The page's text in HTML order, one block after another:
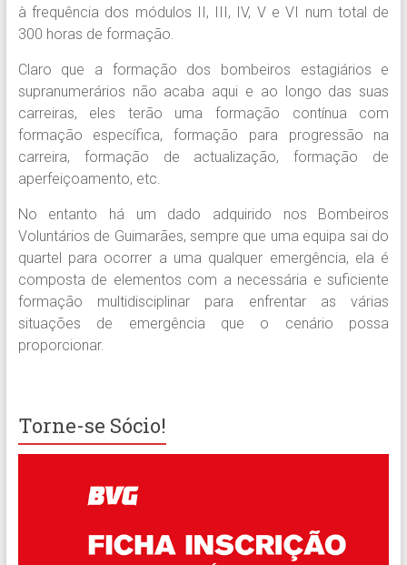
à frequência dos módulos II, III, IV, V e VI num total de
300 horas de formação.
Claro que a formação dos bombeiros estagiários e
supranumerários não acaba aqui e ao longo das suas
carreiras, eles terão uma formação contínua com
formação específica, formação para progressão na
carreira, formação de actualização, formação de
aperfeiçoamento, etc.
No entanto há um dado adquirido nos Bombeiros
Voluntários de Guimarães, sempre que uma equipa sai do
quartel para ocorrer a uma qualquer emergência, ela é
composta de elementos com a necessária e suficiente
formação multidisciplinar para enfrentar as várias
situações de emergência que o cenário possa
proporcionar.
Torne-se Sócio!